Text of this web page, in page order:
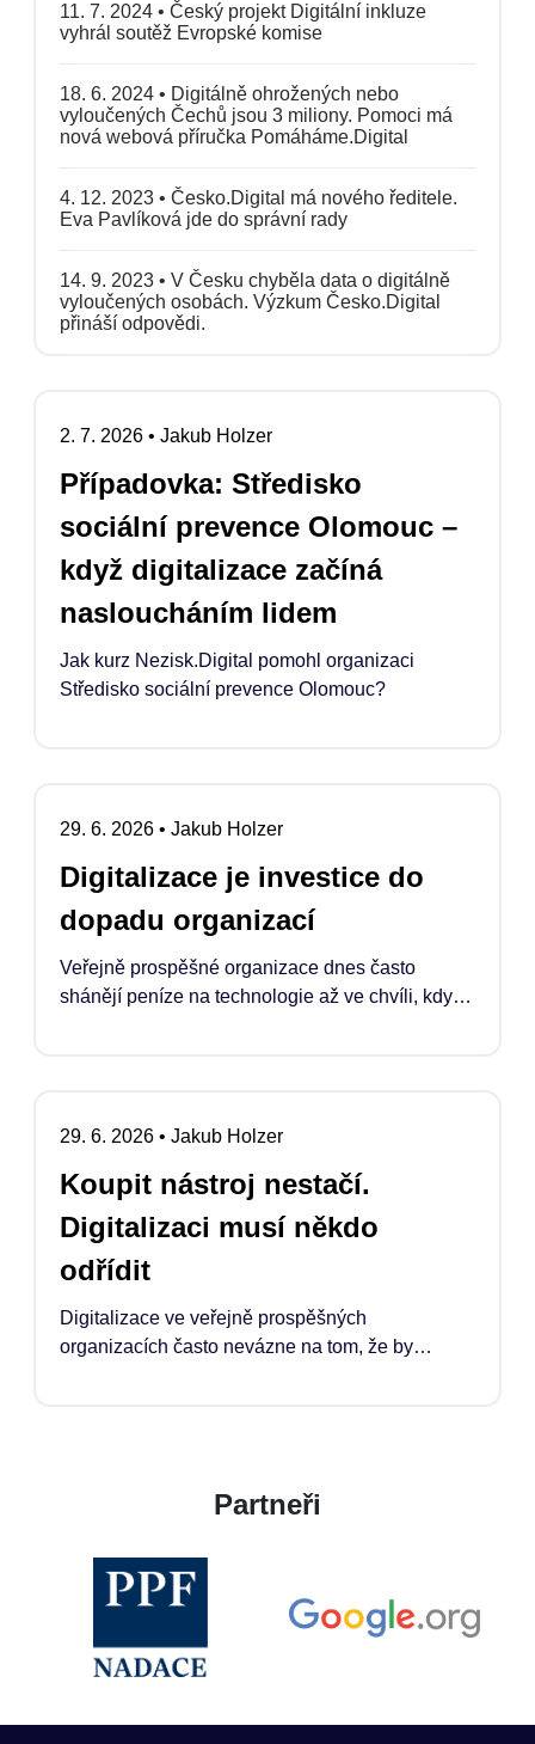
11. 7. 2024 • Český projekt Digitální inkluze
vyhrál soutěž Evropské komise
18. 6. 2024 • Digitálně ohrožených nebo
vyloučených Čechů jsou 3 miliony. Pomoci má
nová webová příručka Pomáháme.Digital
4. 12. 2023 • Česko.Digital má nového ředitele.
Eva Pavlíková jde do správní rady
14. 9. 2023 • V Česku chyběla data o digitálně
vyloučených osobách. Výzkum Česko.Digital
přináší odpovědi.
2. 7. 2026 • Jakub Holzer
Případovka: Středisko
sociální prevence Olomouc –
když digitalizace začíná
nasloucháním lidem
Jak kurz Nezisk.Digital pomohl organizaci
Středisko sociální prevence Olomouc?
29. 6. 2026 • Jakub Holzer
Digitalizace je investice do
dopadu organizací
Veřejně prospěšné organizace dnes často
shánějí peníze na technologie až ve chvíli, kdy
součástí financování jejich rozvoje.
29. 6. 2026 • Jakub Holzer
Koupit nástroj nestačí.
Digitalizaci musí někdo
odřídit
Digitalizace ve veřejně prospěšných
organizacích často nevázne na tom, že by
organizace potřebuje, jak pracuje, rozhoduje a
naplňuje své poslání.Partneři